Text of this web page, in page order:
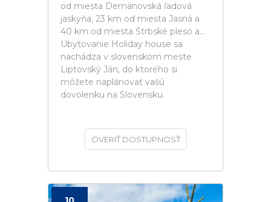
od miesta Demänovská ľadová
jaskyňa, 23 km od miesta Jasná a
40 km od miesta Štrbské pleso a...
Ubytovanie Holiday house sa
nachádza v slovenskom meste
Liptovský Ján, do ktorého si
môžete naplánovať vašú
dovolenku na Slovensku.
OVERIŤ DOSTUPNOSŤ